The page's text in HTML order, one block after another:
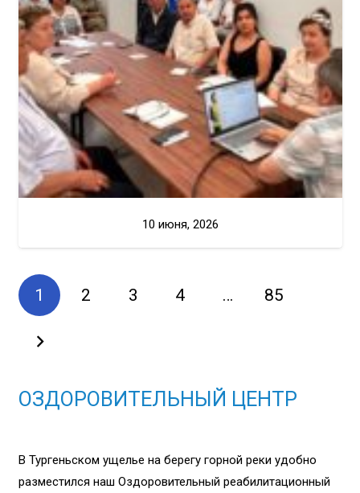
10 июня, 2026
1 2 3 4 … 85
ОЗДОРОВИТЕЛЬНЫЙ ЦЕНТР
В Тургеньском ущелье на берегу горной реки удобно
разместился наш Оздоровительный реабилитационный